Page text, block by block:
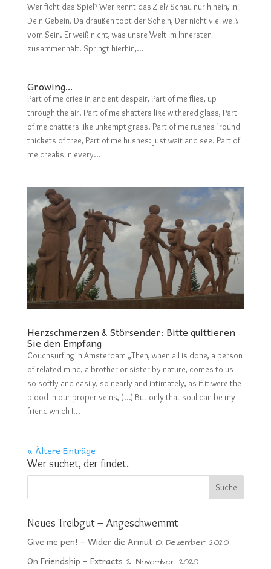
Wer ficht das Spiel? Wer kennt das Ziel? Schau nur hinein, In
Dein Gebein. Da draußen tobt der Schein, Der nicht viel weiß
vom Sein. Er weiß nicht, was unsre Welt Im Innersten
zusammenhält. Springt hierhin,...
Growing…
Part of me cries in ancient despair, Part of me flies, up
through the air. Part of me shatters like withered glass, Part
of me chatters like unkempt grass. Part of me rushes ’round
thickets of tree, Part of me hushes: just wait and see. Part of
me creaks in every...
Herzschmerzen & Störsender: Bitte quittieren
Sie den Empfang
Couchsurfing in Amsterdam „Then, when all is done, a person
of related mind, a brother or sister by nature, comes to us
so softly and easily, so nearly and intimately, as if it were the
blood in our proper veins, (…) But only that soul can be my
friend which I...
« Ältere Einträge
Wer suchet, der findet.
Neues Treibgut – Angeschwemmt
Give me pen! – Wider die Armut 10. Dezember 2020
On Friendship – Extracts 2. November 2020